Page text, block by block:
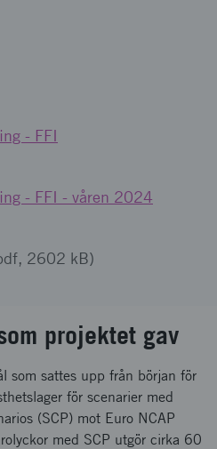
- FFI
- FFI - våren 2024
2602 kB)
projektet gav
som sattes upp från början för
för scenarier med
(SCP) mot Euro NCAP
med SCP utgör cirka 60